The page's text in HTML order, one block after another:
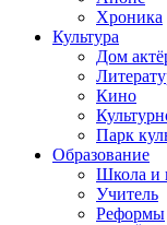
Хроника
Культура
Дом
Кино
Парк
Образование
Школа и
Учитель
Реформы